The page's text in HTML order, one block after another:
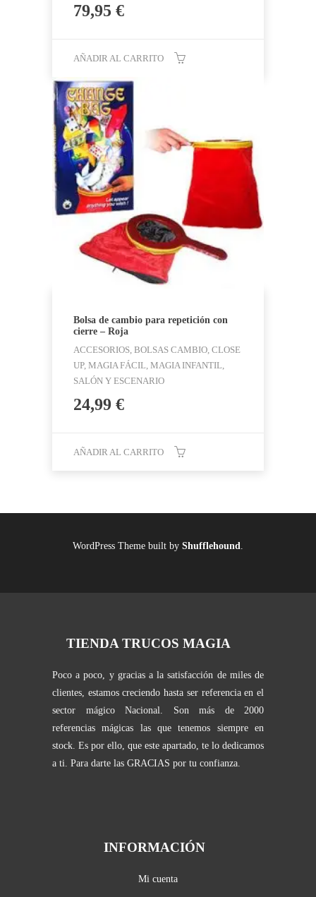
79,95 €
AÑADIR AL CARRITO
Bolsa de cambio para repetición con
cierre – Roja
ACCESORIOS, BOLSAS CAMBIO, CLOSE
UP, MAGIA FÁCIL, MAGIA INFANTIL,
SALÓN Y ESCENARIO
24,99 €
AÑADIR AL CARRITO
WordPress Theme built by Shufflehound
TIENDA TRUCOS MAGIA
Poco a poco, y gracias a la satisfacción de miles de
clientes, estamos creciendo hasta ser referencia en el
sector mágico Nacional. Son más de 2000
referencias mágicas las que tenemos siempre en
stock. Es por ello, que este apartado, te lo dedicamos
a ti. Para darte las GRACIAS por tu confianza.
INFORMACIÓN
Mi cuenta